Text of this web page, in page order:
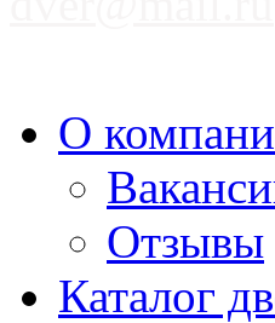
О
Отзывы
Каталог